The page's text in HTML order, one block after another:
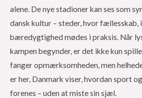
alene. De nye stadioner kan ses som
dansk kultur – steder, hvor fællesskab,
bæredygtighed mødes i praksis. Når
kampen begynder, er det ikke kun
fanger opmærksomheden, men
er her, Danmark viser, hvordan sport
forenes – uden at miste sin sjæl.